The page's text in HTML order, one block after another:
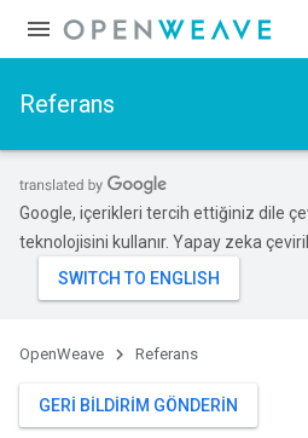
Referans
Google, içerikleri tercih ettiğiniz dile
teknolojisini kullanır. Yapay zeka
OpenWeave Referans
GERI BILDIRIM GÖNDERIN